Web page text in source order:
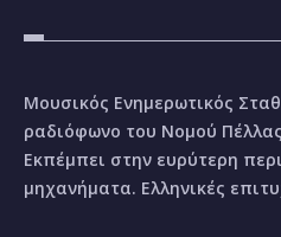
Μουσικός Ενημερωτικός
ραδιόφωνο του Νομού
Εκπέμπει στην ευρύτερη
μηχανήματα. Ελληνικές